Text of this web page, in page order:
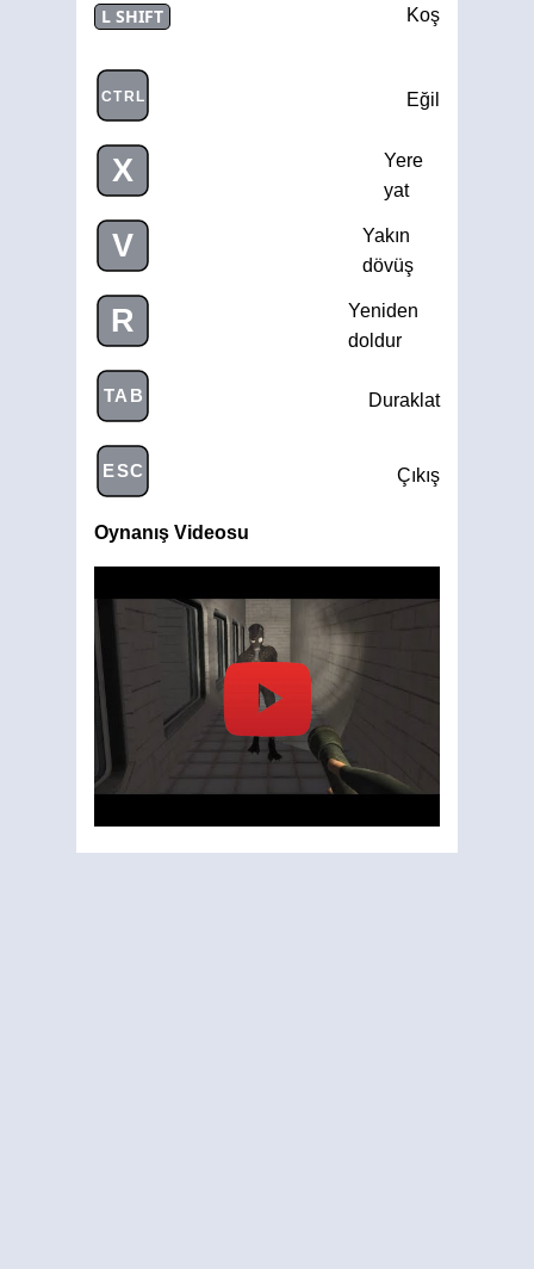
L SHIFT Koş
CTRL Eğil
X
Yere
yat
V
Yakın
dövüş
R
Yeniden
doldur
TAB Duraklat
ESC Çıkış
Oynanış Videosu